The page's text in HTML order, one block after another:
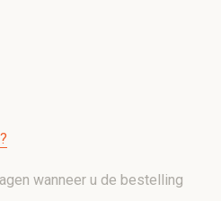
wanneer u de bestelling